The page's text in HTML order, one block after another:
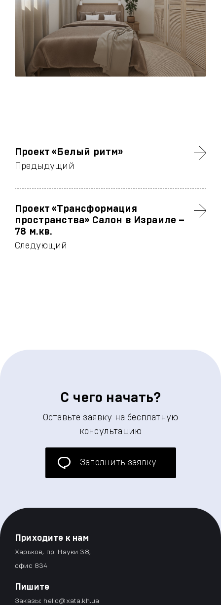
Проект «Белый ритм»
Предыдущий
Проект «Трансформация
пространства» Салон в Израиле –
78 м.кв.
Следующий
С чего начать?
Оставьте заявку на бесплатную
консультацию
Заполнить заявку
Приходите к нам
Харьков, пр. Науки 38,
офис 834
Пишите
Заказы: hello@xata.kh.ua